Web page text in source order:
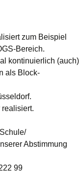
zum Beispiel
Bereich.
kontinuierlich (auch)
als Block-
Abstimmung
99